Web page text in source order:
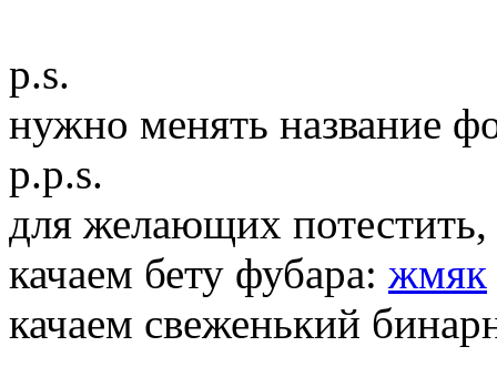
p.s.
нужно менять название
p.p.s.
для желающих
качаем бету фубара: жмяк
качаем свеженький